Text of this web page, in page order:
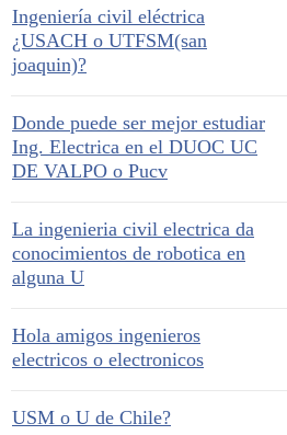
Ingeniería civil eléctrica
¿USACH o UTFSM(san
joaquin)?
Donde puede ser mejor estudiar
Ing. Electrica en el DUOC UC
DE VALPO o Pucv
La ingenieria civil electrica da
conocimientos de robotica en
alguna U
Hola amigos ingenieros
electricos o electronicos
USM o U de Chile?